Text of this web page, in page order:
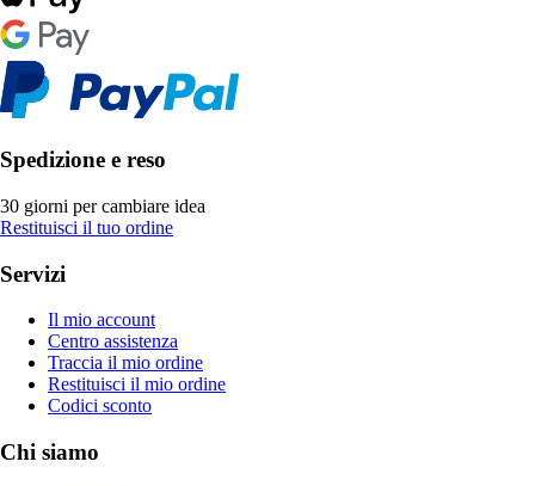
Spedizione e reso
30 giorni per cambiare idea
Restituisci il tuo ordine
Servizi
Il mio account
Centro assistenza
Traccia il mio ordine
Restituisci il mio ordine
Codici sconto
Chi siamo